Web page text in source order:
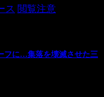
ス 閲覧注意
フに…集落を壊滅させた三